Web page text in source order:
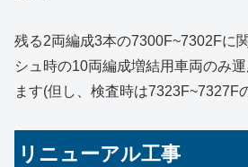
残る2両編成3本の7300F~7302Fに
シュ時の10両編成増結用車両のみ
ます(但し、検査時は7323F~7327F
リニューアル工事